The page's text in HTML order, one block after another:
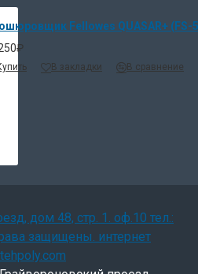
Fellowes QUASAR+ (FS-
В закладки В сравнение